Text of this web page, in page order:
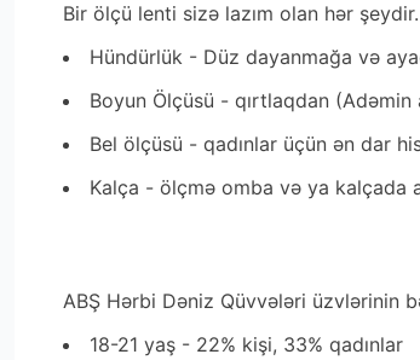
Bir ölçü lenti sizə lazım olan hər
Hündürlük - Düz dayanmağa və
Boyun Ölçüsü - qırtlaqdan (Adəmin
Bel ölçüsü - qadınlar üçün ən dar
Kalça - ölçmə omba və ya kalçada
ABŞ Hərbi Dəniz Qüvvələri üzvlərinin
18-21 yaş - 22% kişi, 33% qadınlar